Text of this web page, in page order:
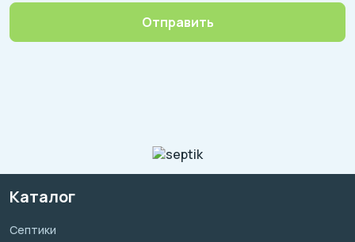
Отправить
Каталог
Септики